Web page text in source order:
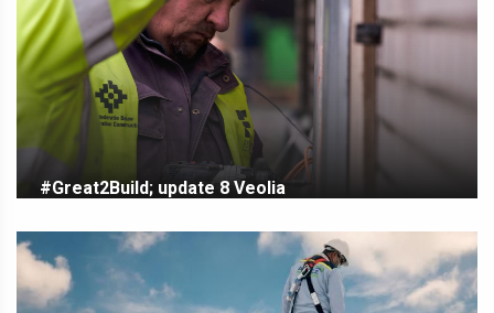
#Great2Build; update 8 Veolia